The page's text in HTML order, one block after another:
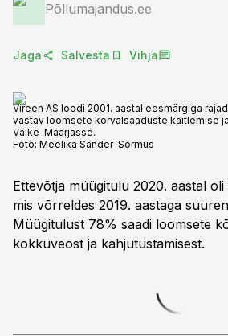
Põllumajandus.ee
Jaga Salvesta Vihja
Vireen AS loodi 2001. aastal eesmärgiga
vastav loomsete kõrvalsaaduste käitlemise
Väike-Maarjasse.
Foto: Meelika Sander-Sõrmus
Ettevõtja müügitulu 2020. aastal
mis võrreldes 2019. aastaga
Müügitulust 78% saadi loomsete
kokkuveost ja kahjutustamisest.